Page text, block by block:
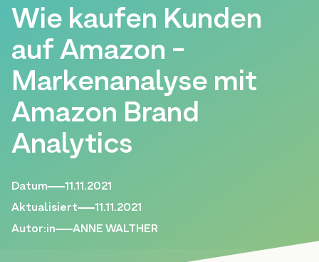
Wie kaufen Kunden
auf Amazon -
Markenanalyse mit
Amazon Brand
Analytics
Datum
11.11.2021
Aktualisiert
11.11.2021
Autor:in
ANNE WALTHER